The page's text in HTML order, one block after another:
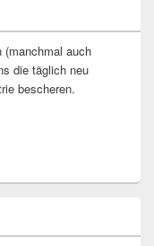
(manchmal auch
die täglich neu
bescheren.